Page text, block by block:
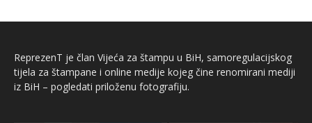
ReprezenT je član Vijeća za štampu u BiH, samoregulacijskog
tijela za štampane i online medije kojeg čine renomirani mediji
iz BiH – pogledati priloženu fotografiju.